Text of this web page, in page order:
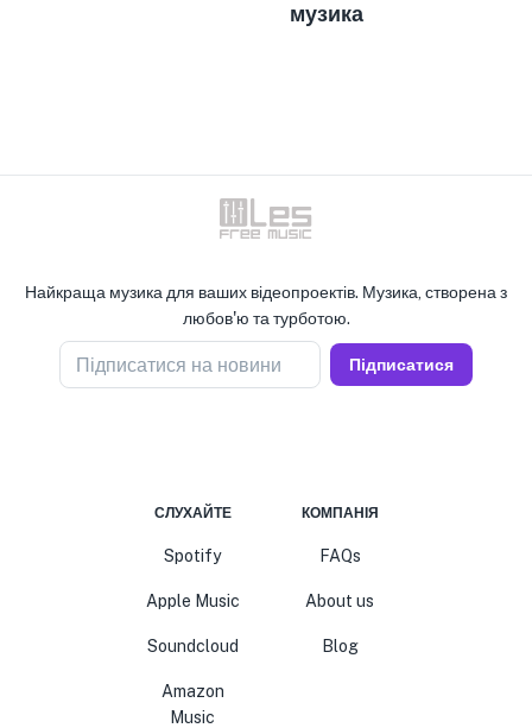
музика
Найкраща музика для ваших відеопроектів. Музика, створена з
любов'ю та турботою.
Підписатися на новини Підписатися
СЛУХАЙТЕ
Spotify
Apple Music
Soundcloud
Amazon
Music
КОМПАНІЯ
FAQs
About us
Blog